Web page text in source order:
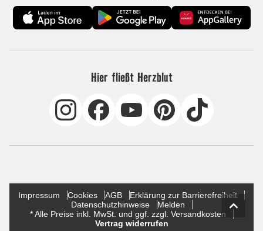
Hier fließt Herzblut
Impressum Cookies AGB
Erklärung zur Barrierefreiheit
Datenschutzhinweise
Melden
* Alle Preise inkl. MwSt. und ggf. zzgl. Versandkosten
Vertrag widerrufen